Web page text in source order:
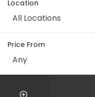
Location
All Locations
Price From
Any